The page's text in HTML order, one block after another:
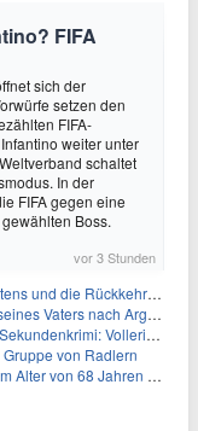
FIFA
sich der
setzen den
FIFA-
weiter unter
schaltet
In der
FIFA gegen eine
Boss.
vor 3 Stunden
die Rückkehr nach Paris
Vaters nach Argentinien
Vollering in Gelb
von Radlern
von 68 Jahren gestorben